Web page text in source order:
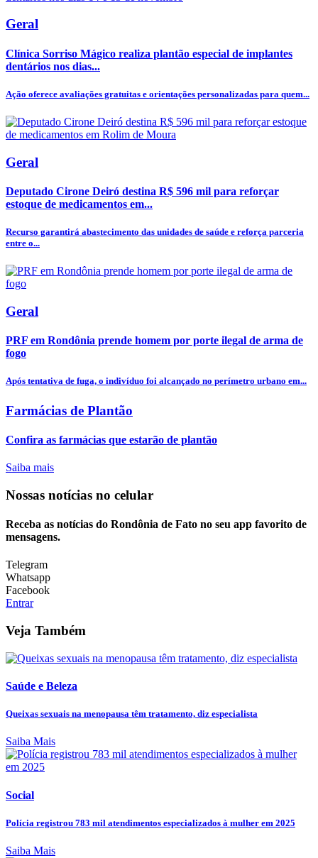
Geral
Clínica Sorriso Mágico realiza plantão especial de implantes
dentários nos dias...
Ação oferece avaliações gratuitas e orientações personalizadas para quem...
Geral
Deputado Cirone Deiró destina R$ 596 mil para reforçar
estoque de medicamentos em...
Recurso garantirá abastecimento das unidades de saúde e reforça parceria
entre o...
Geral
PRF em Rondônia prende homem por porte ilegal de arma de
fogo
Após tentativa de fuga, o indivíduo foi alcançado no perímetro urbano em...
Farmácias de Plantão
Confira as farmácias que estarão de plantão
Saiba mais
Nossas notícias no celular
Receba as notícias do Rondônia de Fato no seu app favorito de
mensagens.
Telegram
Whatsapp
Facebook
Entrar
Veja Também
Saúde e Beleza
Queixas sexuais na menopausa têm tratamento, diz especialista
Saiba Mais
Social
Polícia registrou 783 mil atendimentos especializados à mulher em 2025
Saiba Mais